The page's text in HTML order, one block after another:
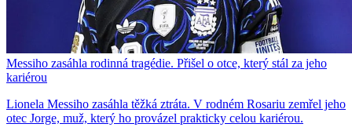
Messiho zasáhla rodinná tragédie. Přišel o otce, který stál za jeho
kariérou
Lionela Messiho zasáhla těžká ztráta. V rodném Rosariu zemřel jeho
otec Jorge, muž, který ho provázel prakticky celou kariérou.